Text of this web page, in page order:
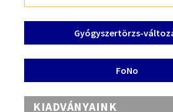
Gyógyszertörzs-
FoNo
KIADVÁNYAINK